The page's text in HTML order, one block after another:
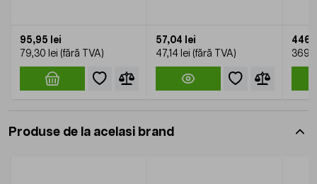
95,95 lei
79,30 lei
57,04 lei
47,14 lei
Produse de la acelasi brand